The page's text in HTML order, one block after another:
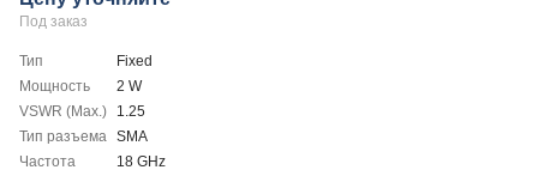
Под заказ
Тип
Fixed
Мощность
2 W
VSWR (Max.)
1.25
Тип разъема
SMA
Частота
18 GHz